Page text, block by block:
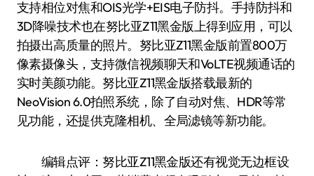
支持相位对焦和OIS光学+EIS电子防抖。手持防抖和
3D降噪技术也在努比亚Z11黑金版上得到应用，可以
拍摄出高质量的照片。努比亚Z11黑金版前置800万
像素摄像头，支持微信视频聊天和VoLTE视频通话的
实时美颜功能。努比亚Z11黑金版搭载最新的
NeoVision 6.0拍照系统，除了自动对焦、HDR等常
见功能，还提供克隆相机、全局滤镜等新功能。
编辑点评：努比亚Z11黑金版还有视觉无边框设